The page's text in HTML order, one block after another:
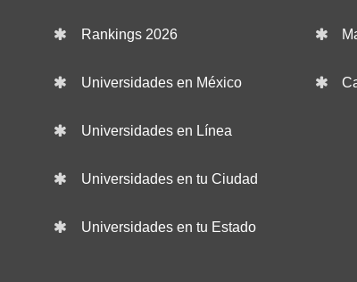
Rankings 2026
Universidades en México
Universidades en Línea
Universidades en tu Ciudad
Universidades en tu Estado